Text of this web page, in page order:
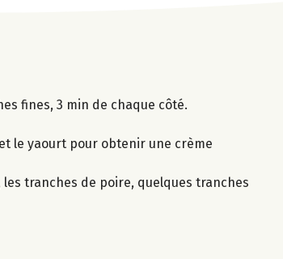
fines, 3 min de chaque côté.
le yaourt pour obtenir une crème
tranches de poire, quelques tranches